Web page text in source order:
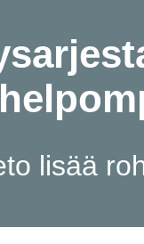
lisää